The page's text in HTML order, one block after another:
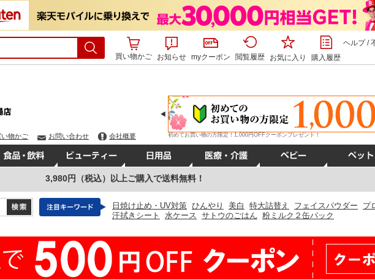
買い物かご お知らせ myクーポン 閲覧履歴 お気に入り 購入履歴
ヘルプ/